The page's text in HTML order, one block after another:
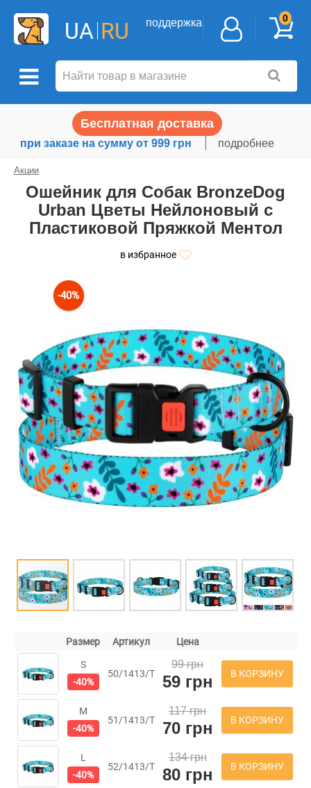
UA RU поддержка 0
Бесплатная доставка
при заказе на сумму от 999 грн подробнее
Акции
Ошейник для Собак BronzeDog
Urban Цветы Нейлоновый c
Пластиковой Пряжкой Ментол
в избранное
-40%
Размер Артикул Цена
S
-40%
50/1413/Т
99 грн
59 грн В КОРЗИНУ
M
-40%
51/1413/Т
117 грн
70 грн В КОРЗИНУ
L
-40%
52/1413/Т
134 грн
80 грн В КОРЗИНУ